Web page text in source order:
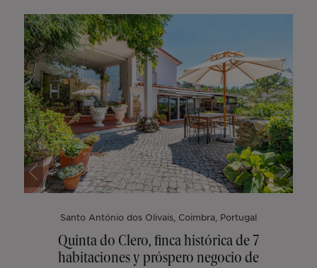
Santo António dos Olivais, Coimbra, Portugal
Quinta do Clero, finca histórica de 7
habitaciones y próspero negocio de